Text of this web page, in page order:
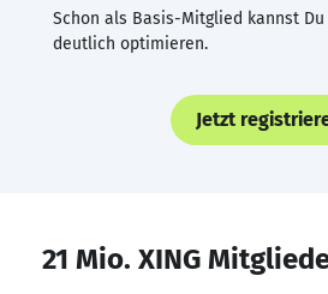
Schon als Basis-Mitglied kannst Du
deutlich optimieren.
Jetzt
21 Mio. XING